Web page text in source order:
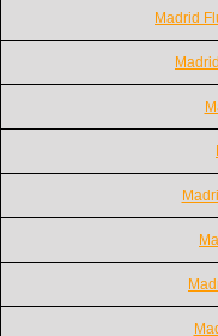
Madrid